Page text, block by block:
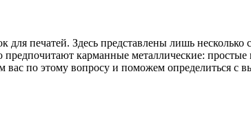
для печатей. Здесь представлены лишь
карманные металлические:
по этому вопросу и поможем определиться с